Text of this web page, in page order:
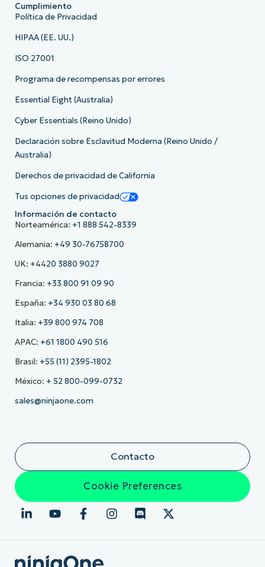
Cumplimiento
Política de Privacidad
HIPAA (EE. UU.)
ISO 27001
Programa de recompensas por errores
Essential Eight (Australia)
Cyber Essentials (Reino Unido)
Declaración sobre Esclavitud Moderna (Reino Unido /
Australia)
Derechos de privacidad de California
Tus opciones de privacidad
Información de contacto
Norteamérica: +1 888 542-8339
Alemania: +49 30-76758700
UK: +4420 3880 9027
Francia: +33 800 91 09 90
España: +34 930 03 80 68
Italia: +39 800 974 708
APAC: +61 1800 490 516
Brasil: +55 (11) 2395-1802
México: + 52 800-099-0732
sales@ninjaone.com
Contacto
Cookie Preferences